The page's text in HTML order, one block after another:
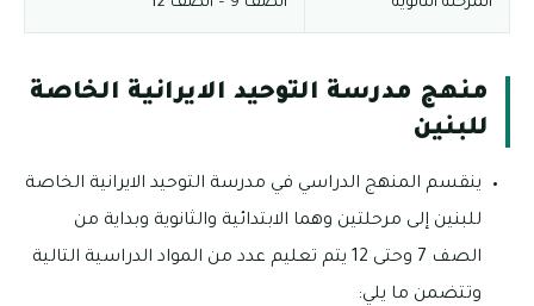
منهج مدرسة التوحيد الايرانية الخاصة
للبنين
ينقسم المنهج الدراسي في مدرسة التوحيد الايرانية الخاصة
للبنين إلى مرحلتين وهما الابتدائية والثانوية وبداية من
الصف 7 وحتى 12 يتم تعليم عدد من المواد الدراسية التالية
وتتضمن ما يلي: